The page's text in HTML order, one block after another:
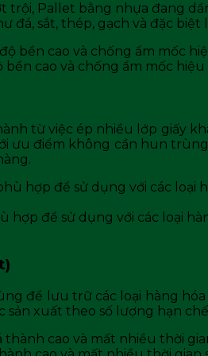
trội, Pallet bằng nhựa đang
đá, sắt, thép, gạch và đặc
bền cao và chống ẩm mốc
từ việc ép nhiều lớp giấy
ưu điểm không cần hun
hợp để sử dụng với các loại
để lưu trữ các loại hàng
sản xuất theo số lượng hạn